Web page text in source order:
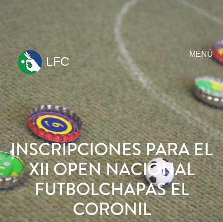
MENÚ
ir
contenido
LFC
INSCRIPCIONES PARA EL
XII OPEN NACIONAL
FUTBOLCHAPAS EL
CORONIL